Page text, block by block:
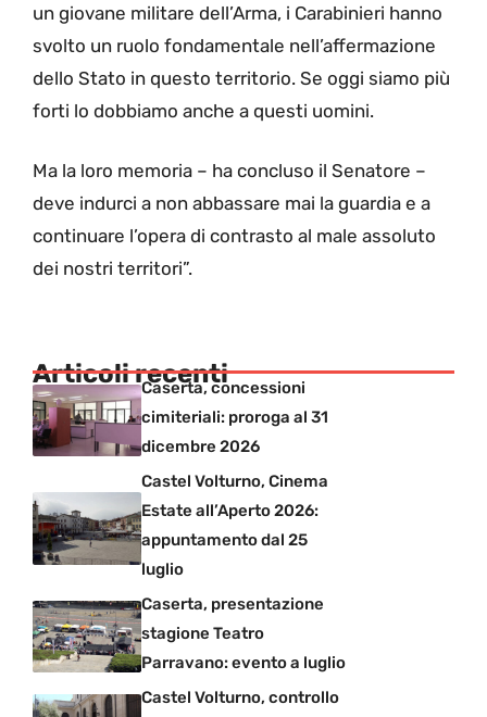
un giovane militare dell’Arma, i Carabinieri hanno
svolto un ruolo fondamentale nell’affermazione
dello Stato in questo territorio. Se oggi siamo più
forti lo dobbiamo anche a questi uomini.
Ma la loro memoria – ha concluso il Senatore –
deve indurci a non abbassare mai la guardia e a
continuare l’opera di contrasto al male assoluto
dei nostri territori”.
Articoli recenti
Caserta, concessioni
cimiteriali: proroga al 31
dicembre 2026
Castel Volturno, Cinema
Estate all’Aperto 2026:
appuntamento dal 25
luglio
Caserta, presentazione
stagione Teatro
Parravano: evento a luglio
Castel Volturno, controllo